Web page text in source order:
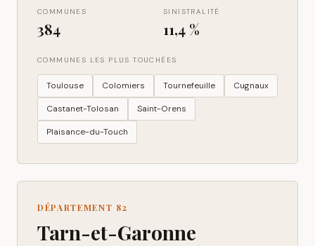
COMMUNES
384
SINISTRALITÉ
11,4 %
COMMUNES LES PLUS TOUCHÉES
Toulouse Colomiers Tournefeuille Cugnaux
Castanet-Tolosan Saint-Orens
Plaisance-du-Touch
DÉPARTEMENT 82
Tarn-et-Garonne